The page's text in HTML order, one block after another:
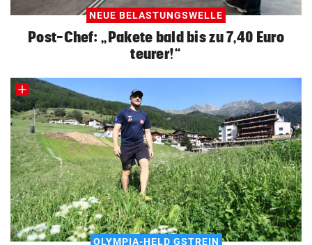
NEUE BELASTUNGSWELLE
Post-Chef: „Pakete bald bis zu 7,40 Euro
teurer!“
OLYMPIA-HELD GSTREIN